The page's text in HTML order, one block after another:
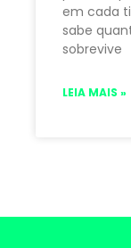
em cada
sabe
sobrevive
LEIA MAIS »